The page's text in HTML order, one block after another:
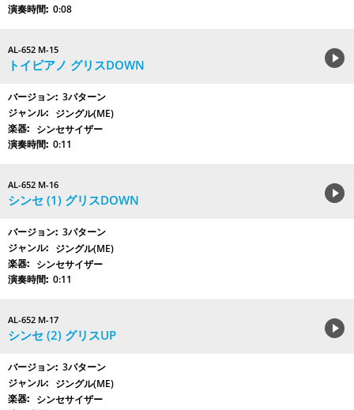
0:08
AL-652 M-15
トイピアノ グリスDOWN
3パターン
ジングル(ME)
シンセサイザー
0:11
AL-652 M-16
シンセ (1) グリスDOWN
3パターン
ジングル(ME)
シンセサイザー
0:11
AL-652 M-17
シンセ (2) グリスUP
3パターン
ジングル(ME)
シンセサイザー